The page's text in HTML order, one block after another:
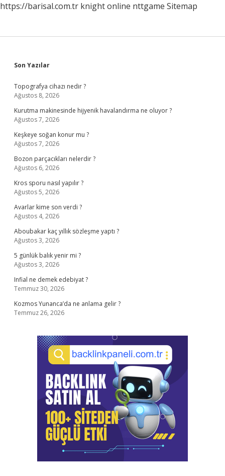
https://barisal.com.tr knight online nttgame Sitemap
Sidebar
Son Yazılar
Topografya cihazı nedir ?
Ağustos 8, 2026
Kurutma makinesinde hijyenik havalandırma ne oluyor ?
Ağustos 7, 2026
Keşkeye soğan konur mu ?
Ağustos 7, 2026
Bozon parçacıkları nelerdir ?
Ağustos 6, 2026
Kros sporu nasıl yapılır ?
Ağustos 5, 2026
Avarlar kime son verdi ?
Ağustos 4, 2026
Aboubakar kaç yıllık sözleşme yaptı ?
Ağustos 3, 2026
5 günlük balık yenir mi ?
Ağustos 3, 2026
Infial ne demek edebiyat ?
Temmuz 30, 2026
Kozmos Yunanca’da ne anlama gelir ?
Temmuz 26, 2026